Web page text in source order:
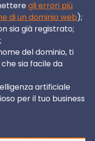
gli errori più
di un dominio web);
sia già registrato;
del dominio, ti
sia facile da
artificiale
per il tuo business